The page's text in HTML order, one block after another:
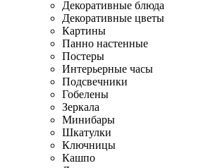
Декоративные блюда
Декоративные цветы
Картины
Панно настенные
Постеры
Интерьерные часы
Подсвечники
Гобелены
Зеркала
Минибары
Шкатулки
Ключницы
Кашпо